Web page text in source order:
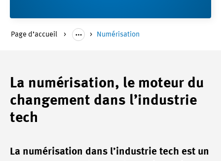
Page d’accueil Numérisation
La numérisation, le moteur du
changement dans l’industrie
tech
La numérisation dans l’industrie tech est un